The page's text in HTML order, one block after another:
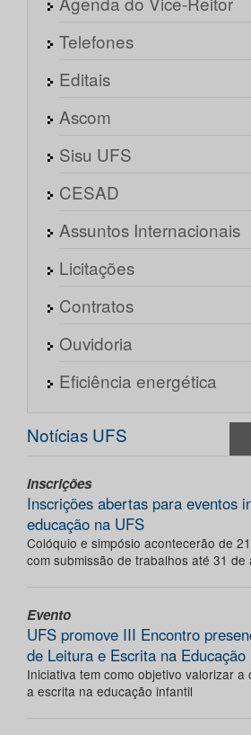
Telefones
Editais
Ascom
Sisu UFS
CESAD
Assuntos Internacionais
Licitações
Contratos
Ouvidoria
Eficiência energética
Notícias UFS
Inscrições
Inscrições abertas para eventos
educação na UFS
Colóquio e simpósio acontecerão de
com submissão de trabalhos até 31 de
Evento
UFS promove III Encontro
de Leitura e Escrita na Educação
Iniciativa tem como objetivo valorizar
a escrita na educação infantil